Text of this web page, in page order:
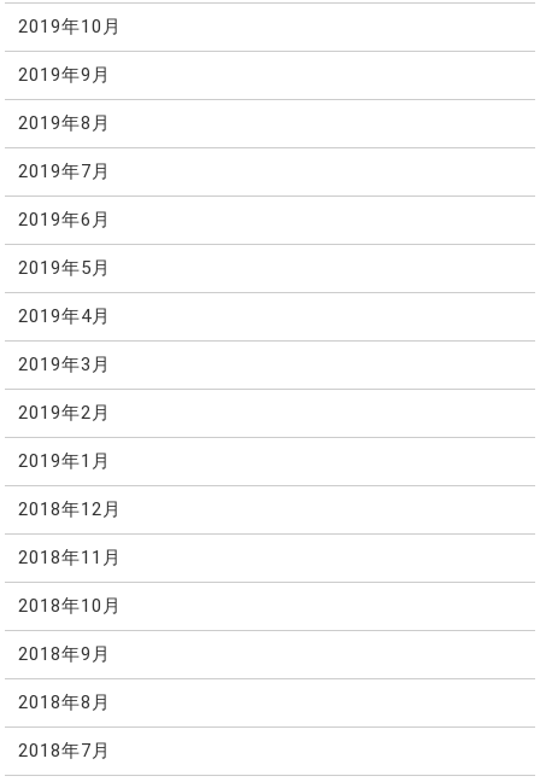
2019年10月
2019年9月
2019年8月
2019年7月
2019年6月
2019年5月
2019年4月
2019年3月
2019年2月
2019年1月
2018年12月
2018年11月
2018年10月
2018年9月
2018年8月
2018年7月